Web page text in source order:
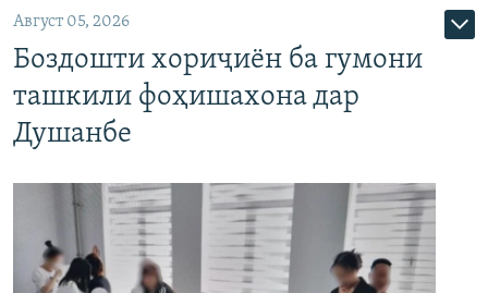
Август 05, 2026
Боздошти хориҷиён ба гумони
ташкили фоҳишахона дар
Душанбе